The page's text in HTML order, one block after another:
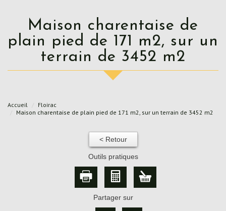
Maison charentaise de
plain pied de 171 m2, sur un
terrain de 3452 m2
Accueil
Floirac
Maison charentaise de plain pied de 171 m2, sur un terrain de 3452 m2
< Retour
Outils pratiques
Partager sur